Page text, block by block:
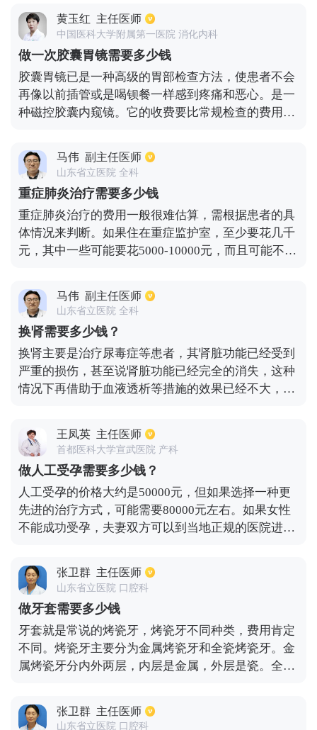
金属烤瓷牙是采用镍铬合金和钴铬合金制成的，价格
大约在400-800元左右。贵金属是采用的银钯合金和
金合金制成的，大约需要2000-3000元左右的费用。
然而全瓷牙是没有任何金属的，而且优点要比金属牙
多，但是费用会比较高，国产的全瓷牙大约需要3000
元左右，然而进口全瓷牙价格能达到5000元以上。材
料的不同烤瓷牙价格差很多，但还是选择全瓷牙要比
黄玉红 主任医师
中国医科大学附属第一医院 消化内科
做一次胶囊胃镜需要多少钱
胶囊胃镜已是一种高级的胃部检查方法，使患者不会
再像以前插管或是喝钡餐一样感到疼痛和恶心。是一
种磁控胶囊内窥镜。它的收费要比常规检查的费用要
在的地区不同，医院的规模等级不同，做胶囊胃镜的
费用可能也不太相同。虽然胶囊胃镜收费高，但是却
可以更好的掌握胃部的情况，使医生可以做出更好的
诊断和治疗，而且还可以更好的治疗小肠以及消化道
的疾病。所以如果经济条件允许最好还是选择胶囊胃
镜更好。
马伟 副主任医师
山东省立医院 全科
重症肺炎治疗需要多少钱
重症肺炎治疗的费用一般很难估算，需根据患者的具
体情况来判断。如果住在重症监护室，至少要花几千
元，其中一些可能要花5000-10000元，而且可能不使
外膜肺，这些都是几万元。如果不需要这些，纯药物
比普通病房贵得多。通常是几千元到一万元。情况不
同，价格也不同，所以很难做出具体的价格估计。
马伟 副主任医师
山东省立医院 全科
换肾需要多少钱？
换肾主要是治疗尿毒症等患者，其肾脏功能已经受到
严重的损伤，甚至说肾脏功能已经完全的消失，这种
情况下再借助于血液透析等措施的效果已经不大，更
间，包括手术费以及肾源费用，还有术后的一些具有
免疫抑制措施的费用等。但是具体的综合费用还得根
据患者身体素质决定，如果手术过程还伴随着其它疾
病的出现，费用当然也会有所区别的。
王凤英 主任医师
首都医科大学宣武医院 产科
做人工受孕需要多少钱？
人工受孕的价格大约是50000元，但如果选择一种更
先进的治疗方式，可能需要80000元左右。如果女性
不能成功受孕，夫妻双方可以到当地正规的医院进行
以改善。如果是女性不孕的情况，则有必要知道是否
是女性的输卵管存在堵塞的问题，这样才能及时进行
治疗，同时也保证了身体的健康。人工受孕的可能性
较高，但必须在准备怀孕之前的3个月或6个月就去预
约检查和治疗，以达到预期效果。
张卫群 主任医师
山东省立医院 口腔科
做牙套需要多少钱
牙套就是常说的烤瓷牙，烤瓷牙不同种类，费用肯定
不同。烤瓷牙主要分为金属烤瓷牙和全瓷烤瓷牙。金
属烤瓷牙分内外两层，内层是金属，外层是瓷。全瓷
瓷牙大致可以分为镍铬烤瓷牙、钴铬烤瓷牙、钛合金
烤瓷牙、纯钛烤瓷牙，相应的费用为300元、500元、
张卫群 主任医师
山东省立医院 口腔科